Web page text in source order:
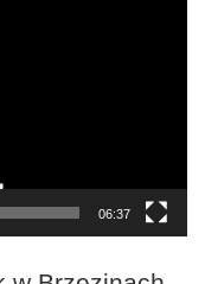
06:37